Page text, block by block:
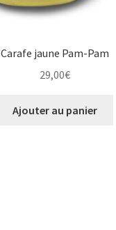
Carafe jaune Pam-Pam
29,00€
Ajouter au panier